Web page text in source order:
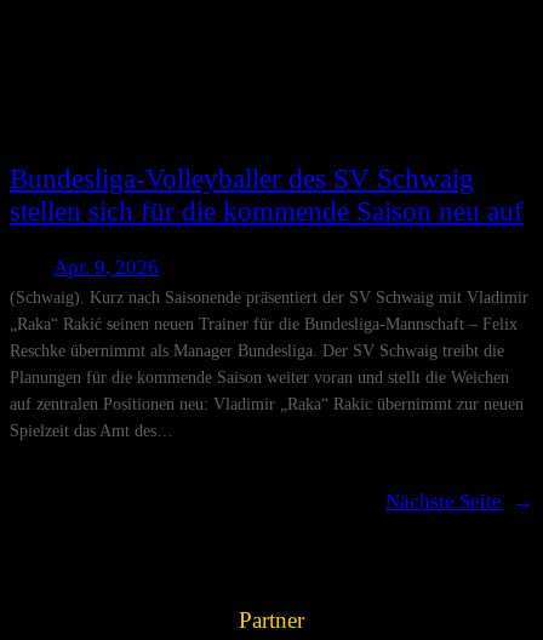
Bundesliga-Volleyballer des SV Schwaig
stellen sich für die kommende Saison neu auf
Apr. 9, 2026
(Schwaig). Kurz nach Saisonende präsentiert der SV Schwaig mit Vladimir
„Raka“ Rakić seinen neuen Trainer für die Bundesliga-Mannschaft – Felix
Reschke übernimmt als Manager Bundesliga. Der SV Schwaig treibt die
Planungen für die kommende Saison weiter voran und stellt die Weichen
auf zentralen Positionen neu: Vladimir „Raka“ Rakic übernimmt zur neuen
Spielzeit das Amt des…
Nächste Seite →
Partner